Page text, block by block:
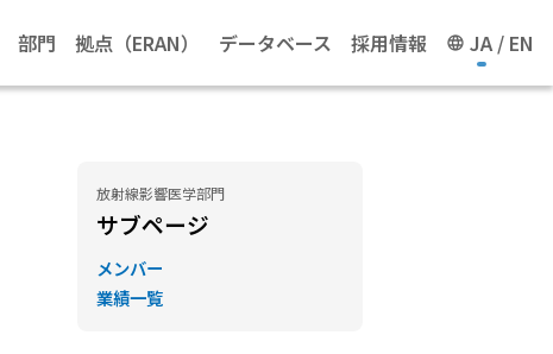
部門 拠点（ERAN） データベース 採用情報 JA EN
放射線影響医学部門
サブページ
メンバー
業績一覧